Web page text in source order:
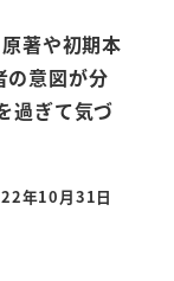
著や初期本
の意図が分
過ぎて気づ
日
年10月31日